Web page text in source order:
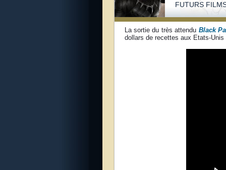
FUTURS
La sortie du très attendu Black
dollars de recettes aux Etats-